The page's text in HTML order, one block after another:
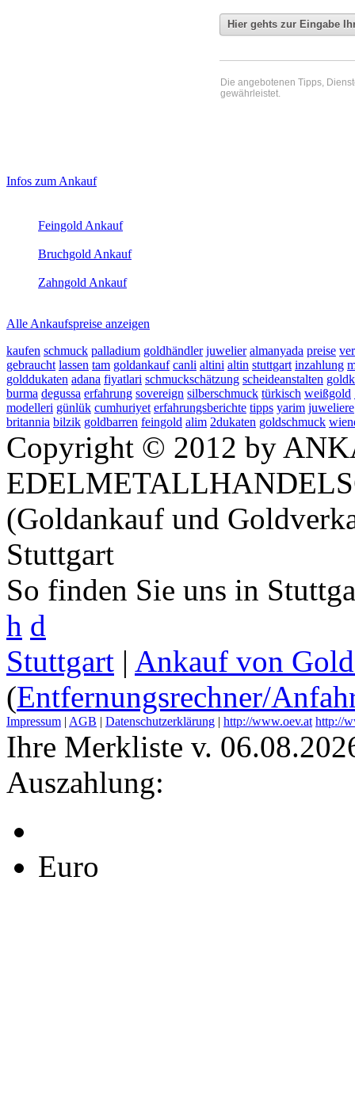
Die angebotenen Tipps,
gewährleistet.
Sidebar
Infos zum Ankauf
Feingold Ankauf
Bruchgold Ankauf
Zahngold Ankauf
Alle Ankaufspreise anzeigen
kaufen schmuck palladium goldhändler juwelier almanyada preise
gebraucht lassen tam goldankauf canli altini altin stuttgart inzahlung
golddukaten adana fiyatlari schmuckschätzung scheideanstalten
burma degussa erfahrung sovereign silberschmuck türkisch weißgold
modelleri günlük cumhuriyet erfahrungsberichte tipps yarim juweliere
britannia bilzik goldbarren feingold alim 2dukaten goldschmuck
Copyright © 2012 by
(Goldankauf und
Stuttgart
So finden Sie uns in
h d
Stuttgart | Ankauf von
(Entfernungsrechner/
Impressum | AGB | Datenschutzerklärung | http://www.oev.at http://
Ihre Merkliste v.
Auszahlung:
Euro